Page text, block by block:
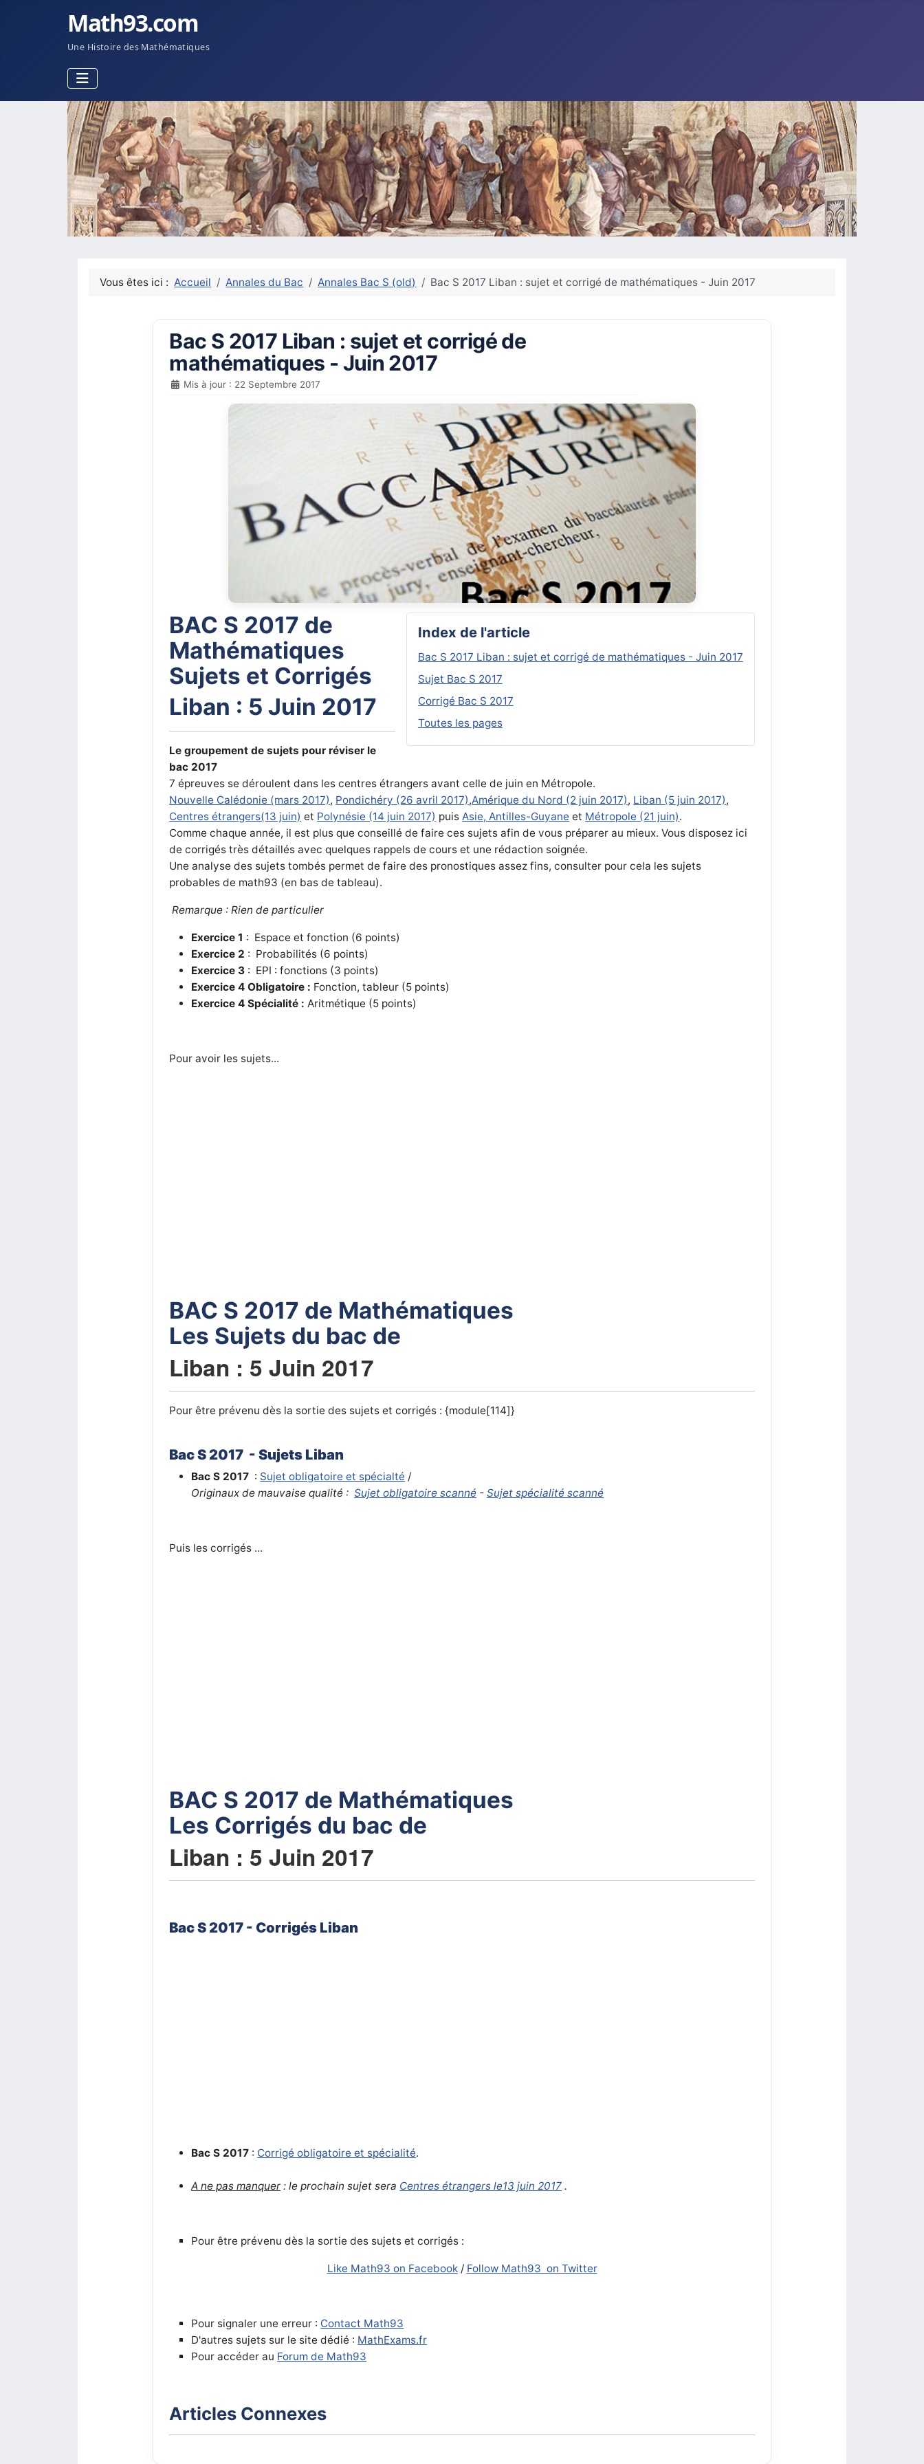
Math93.com
Une Histoire des Mathématiques
Vous êtes ici :Accueil Annales du Bac Annales Bac S (old) Bac S 2017 Liban : sujet et corrigé de mathématiques - Juin 2017
Bac S 2017 Liban : sujet et corrigé de
mathématiques - Juin 2017
Mis à jour : 22 Septembre 2017
Index de l'article
Bac S 2017 Liban : sujet et corrigé de mathématiques - Juin 2017
Sujet Bac S 2017
Corrigé Bac S 2017
Toutes les pages
BAC S 2017 de
Mathématiques
Sujets et Corrigés
Liban : 5 Juin 2017
Le groupement de sujets pour réviser le
bac 2017
7 épreuves se déroulent dans les centres étrangers avant celle de juin en Métropole.
Nouvelle Calédonie (mars 2017), Pondichéry (26 avril 2017),Amérique du Nord (2 juin 2017), Liban (5 juin 2017),
Centres étrangers(13 juin) et Polynésie (14 juin 2017) puisAsie, Antilles-Guyane et Métropole (21 juin).
Comme chaque année, il est plus que conseillé de faire ces sujets afin de vous préparer au mieux. Vous disposez ici
de corrigés très détaillés avec quelques rappels de cours et une rédaction soignée.
Une analyse des sujets tombés permet de faire des pronostiques assez fins, consulter pour cela les sujets
probables de math93 (en bas de tableau).
Remarque : Rien de particulier
Exercice 1 : Espace et fonction (6 points)
Exercice 2 : Probabilités (6 points)
Exercice 3 : EPI : fonctions (3 points)
Exercice 4 Obligatoire : Fonction, tableur (5 points)
Exercice 4 Spécialité :Aritmétique (5 points)
Pour avoir les sujets...
BAC S 2017 de Mathématiques
Les Sujets du bac de
Liban : 5 Juin 2017
Pour être prévenu dès la sortie des sujets et corrigés : {module[114]}
Bac S 2017 - Sujets Liban
Bac S 2017 : Sujet obligatoire et spécialté /
Originaux de mauvaise qualité :Sujet obligatoire scanné -Sujet spécialité scanné
Puis les corrigés ...
BAC S 2017 de Mathématiques
Les Corrigés du bac de
Liban : 5 Juin 2017
Bac S 2017 - Corrigés Liban
Bac S 2017 : Corrigé obligatoire et spécialité.
A ne pas manquer : le prochain sujet sera Centres étrangers le13 juin 2017 .
Pour être prévenu dès la sortie des sujets et corrigés :
Like Math93 on Facebook/ Follow Math93 on Twitter
Pour signaler une erreur : Contact Math93
D'autres sujets sur le site dédié : MathExams.fr
Pour accéder au Forum de Math93
Articles Connexes